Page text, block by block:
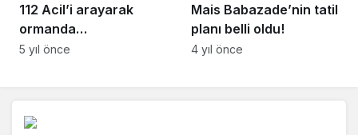
112 Acil’i arayarak
ormanda
kaybolduğunu
5 yıl önce
Mais Babazade’nin tatil
planı belli oldu!
4 yıl önce